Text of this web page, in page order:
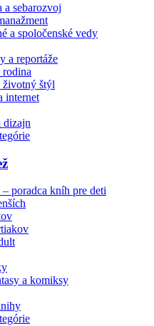
a sebarozvoj
a spoločenské vedy
a reportáže
životný štýl
internet
dizajn
poradca kníh pre deti
a komiksy